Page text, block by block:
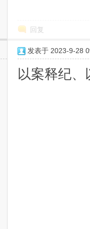
回复
发表于 2023-9-28
以案释纪、